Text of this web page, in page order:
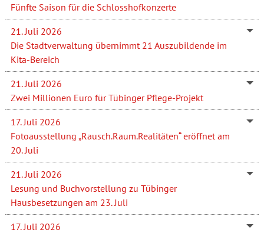
Fünfte Saison für die Schlosshofkonzerte
21. Juli 2026
Die Stadtverwaltung übernimmt 21 Auszubildende im
Kita-Bereich
21. Juli 2026
Zwei Millionen Euro für Tübinger Pflege-Projekt
17. Juli 2026
Fotoausstellung „Rausch.Raum.Realitäten“ eröffnet am
20. Juli
21. Juli 2026
Lesung und Buchvorstellung zu Tübinger
Hausbesetzungen am 23. Juli
17. Juli 2026